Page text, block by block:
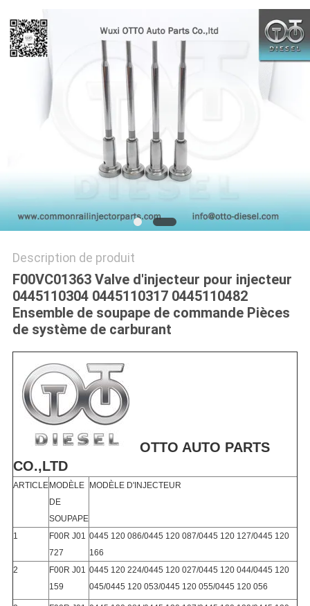
PLAN
DU
PRIVACY
Description de produit
F00VC01363 Valve d'injecteur pour injecteur
0445110304 0445110317 0445110482
Ensemble de soupape de commande Pièces
de système de carburant
OTTO AUTO PARTS
CO.,LTD
ARTICLE MODÈLE
DE
SOUPAPE
MODÈLE D'INJECTEUR
1
F00R J01
727
0445 120 086/0445 120 087/0445 120 127/0445 120
166
2
F00R J01
159
0445 120 224/0445 120 027/0445 120 044/0445 120
045/0445 120 053/0445 120 055/0445 120 056